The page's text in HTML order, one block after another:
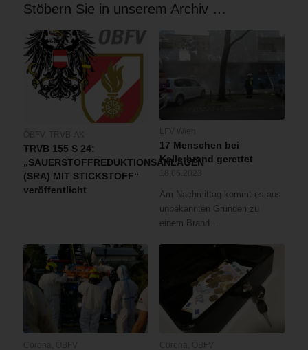
Stöbern Sie in unserem Archiv …
TRVB 155 S 24:
„SAUERSTOFFREDUKTIONSANLAGEN
(SRA) MIT STICKSTOFF“
veröffentlicht
17 Menschen bei
Kellerbrand gerettet
Am Nachmittag kommt es aus
unbekannten Gründen zu
einem Brand…